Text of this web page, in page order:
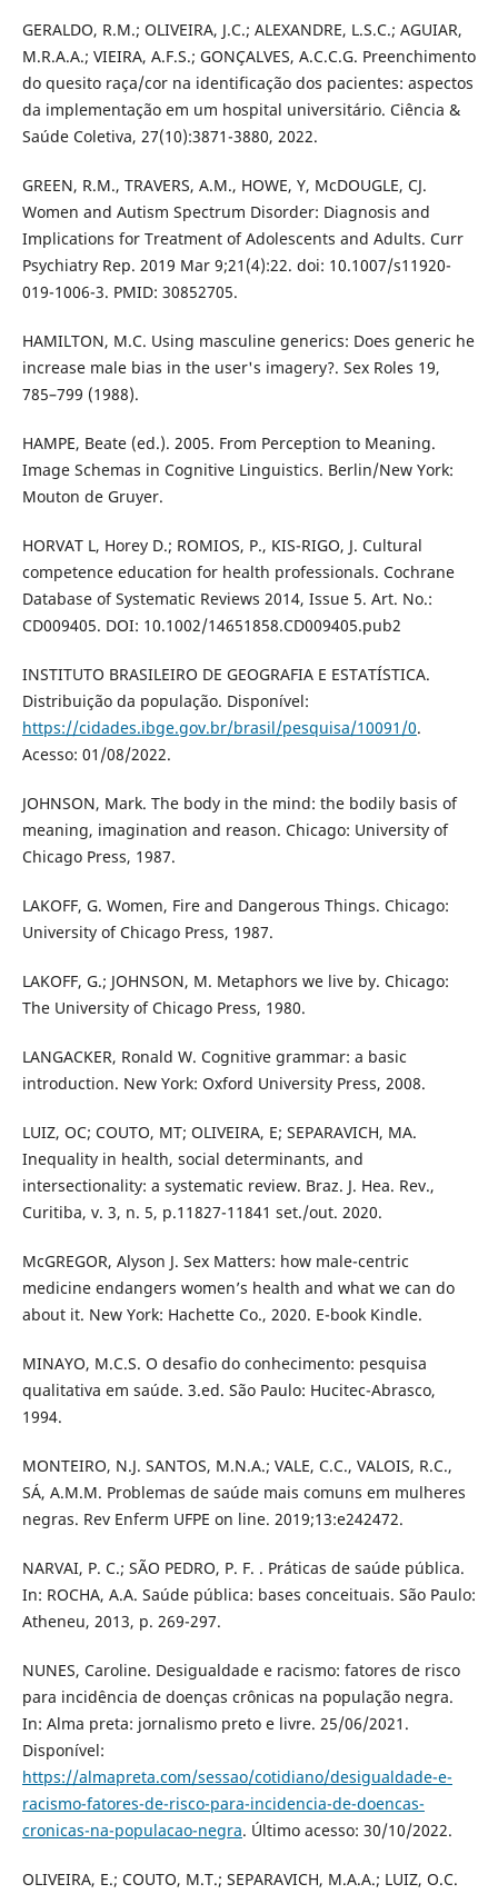
GERALDO, R.M.; OLIVEIRA, J.C.; ALEXANDRE, L.S.C.; AGUIAR,
M.R.A.A.; VIEIRA, A.F.S.; GONÇALVES, A.C.C.G. Preenchimento
do quesito raça/cor na identificação dos pacientes: aspectos
da implementação em um hospital universitário. Ciência &
Saúde Coletiva, 27(10):3871-3880, 2022.
GREEN, R.M., TRAVERS, A.M., HOWE, Y, McDOUGLE, CJ.
Women and Autism Spectrum Disorder: Diagnosis and
Implications for Treatment of Adolescents and Adults. Curr
Psychiatry Rep. 2019 Mar 9;21(4):22. doi: 10.1007/s11920-
019-1006-3. PMID: 30852705.
HAMILTON, M.C. Using masculine generics: Does generic he
increase male bias in the user's imagery?. Sex Roles 19,
785–799 (1988).
HAMPE, Beate (ed.). 2005. From Perception to Meaning.
Image Schemas in Cognitive Linguistics. Berlin/New York:
Mouton de Gruyer.
HORVAT L, Horey D.; ROMIOS, P., KIS-RIGO, J. Cultural
competence education for health professionals. Cochrane
Database of Systematic Reviews 2014, Issue 5. Art. No.:
CD009405. DOI: 10.1002/14651858.CD009405.pub2
INSTITUTO BRASILEIRO DE GEOGRAFIA E ESTATÍSTICA.
Distribuição da população. Disponível:
https://cidades.ibge.gov.br/brasil/pesquisa/10091/0.
Acesso: 01/08/2022.
JOHNSON, Mark. The body in the mind: the bodily basis of
meaning, imagination and reason. Chicago: University of
Chicago Press, 1987.
LAKOFF, G. Women, Fire and Dangerous Things. Chicago:
University of Chicago Press, 1987.
LAKOFF, G.; JOHNSON, M. Metaphors we live by. Chicago:
The University of Chicago Press, 1980.
LANGACKER, Ronald W. Cognitive grammar: a basic
introduction. New York: Oxford University Press, 2008.
LUIZ, OC; COUTO, MT; OLIVEIRA, E; SEPARAVICH, MA.
Inequality in health, social determinants, and
intersectionality: a systematic review. Braz. J. Hea. Rev.,
Curitiba, v. 3, n. 5, p.11827-11841 set./out. 2020.
McGREGOR, Alyson J. Sex Matters: how male-centric
medicine endangers women’s health and what we can do
about it. New York: Hachette Co., 2020. E-book Kindle.
MINAYO, M.C.S. O desafio do conhecimento: pesquisa
qualitativa em saúde. 3.ed. São Paulo: Hucitec-Abrasco,
1994.
MONTEIRO, N.J. SANTOS, M.N.A.; VALE, C.C., VALOIS, R.C.,
SÁ, A.M.M. Problemas de saúde mais comuns em mulheres
negras. Rev Enferm UFPE on line. 2019;13:e242472.
NARVAI, P. C.; SÃO PEDRO, P. F. . Práticas de saúde pública.
In: ROCHA, A.A. Saúde pública: bases conceituais. São Paulo:
Atheneu, 2013, p. 269-297.
NUNES, Caroline. Desigualdade e racismo: fatores de risco
para incidência de doenças crônicas na população negra.
In: Alma preta: jornalismo preto e livre. 25/06/2021.
Disponível:
https://almapreta.com/sessao/cotidiano/desigualdade-e-
racismo-fatores-de-risco-para-incidencia-de-doencas-
cronicas-na-populacao-negra. Último acesso: 30/10/2022.
OLIVEIRA, E.; COUTO, M.T.; SEPARAVICH, M.A.A.; LUIZ, O.C.